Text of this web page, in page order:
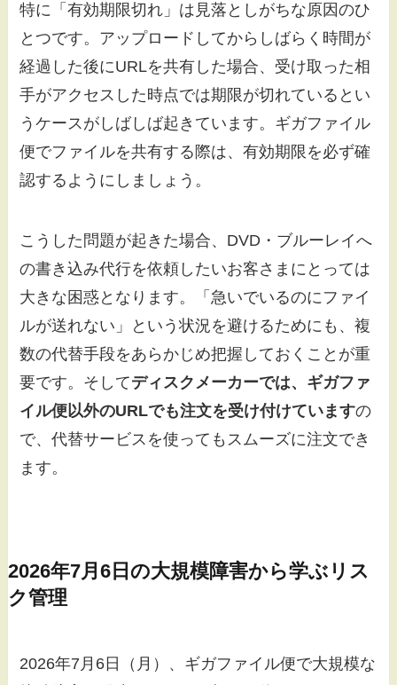
特に「有効期限切れ」は見落としがちな原因のひ
とつです。アップロードしてからしばらく時間が
経過した後にURLを共有した場合、受け取った相
手がアクセスした時点では期限が切れているとい
うケースがしばしば起きています。ギガファイル
便でファイルを共有する際は、有効期限を必ず確
認するようにしましょう。
こうした問題が起きた場合、DVD・ブルーレイへ
の書き込み代行を依頼したいお客さまにとっては
大きな困惑となります。「急いでいるのにファイ
ルが送れない」という状況を避けるためにも、複
数の代替手段をあらかじめ把握しておくことが重
要です。そしてディスクメーカーでは、ギガファ
イル便以外のURLでも注文を受け付けていますの
で、代替サービスを使ってもスムーズに注文でき
ます。
2026年7月6日の大規模障害から学ぶリス
ク管理
2026年7月6日（月）、ギガファイル便で大規模な